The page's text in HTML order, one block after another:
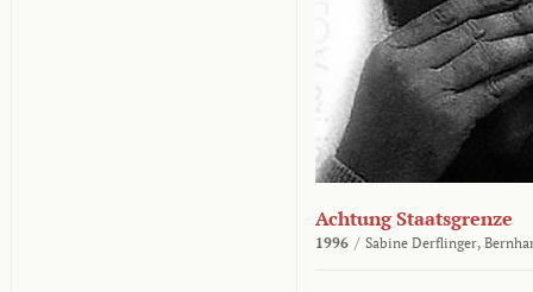
Achtung Staatsgrenze
1996 / Sabine Derflinger,